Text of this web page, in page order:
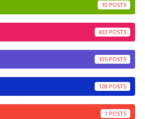
10
433
105
128
1